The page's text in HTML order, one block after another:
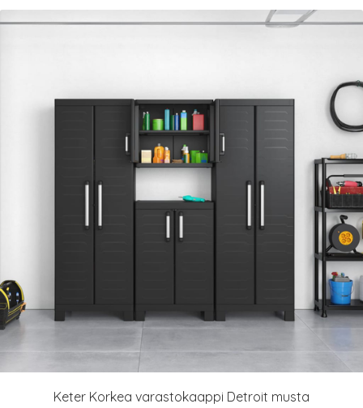
Keter Korkea varastokaappi Detroit musta